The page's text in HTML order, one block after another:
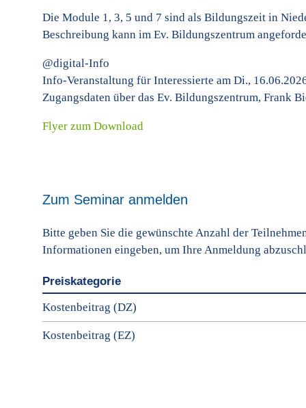
Die Module 1, 3, 5 und 7 sind als Bildungszeit in
Beschreibung kann im Ev. Bildungszentrum
@digital-Info
Info-Veranstaltung für Interessierte am Di.,
Zugangsdaten über das Ev. Bildungszentrum, Frank
Flyer zum Download
Zum Seminar anmelden
Bitte geben Sie die gewünschte Anzahl der
Informationen eingeben, um Ihre Anmeldung
Preiskategorie
Kostenbeitrag (DZ)
Kostenbeitrag (EZ)